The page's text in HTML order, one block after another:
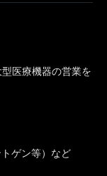
医療機器の営業を
ゲン等）など